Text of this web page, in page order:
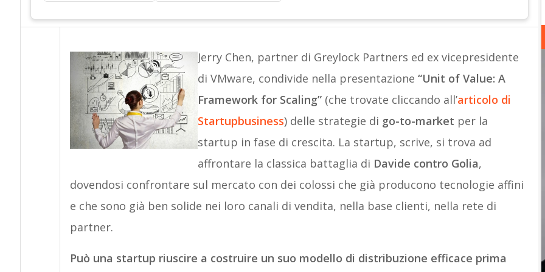
Jerry Chen, partner di Greylock Partners ed ex vicepresidente
di VMware, condivide nella presentazione “Unit of Value: A
Framework for Scaling”(che trovate cliccando all’articolo di
Startupbusiness) delle strategie di go-to-market per la
startup in fase di crescita. La startup, scrive, si trova ad
affrontare la classica battaglia di Davide contro Golia,
dovendosi confrontare sul mercato con dei colossi che già producono tecnologie affini
e che sono già ben solide nei loro canali di vendita, nella base clienti, nella rete di
partner.
Può una startup riuscire a costruire un suo modello di distribuzione efficace prima